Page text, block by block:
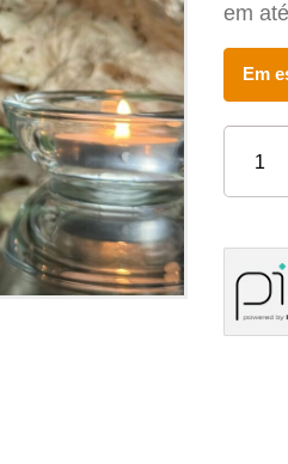
em
Em